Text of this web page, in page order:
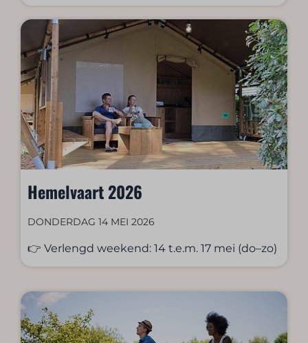
Hemelvaart 2026
DONDERDAG 14 MEI 2026
👉 Verlengd weekend: 14 t.e.m. 17 mei (do–zo)